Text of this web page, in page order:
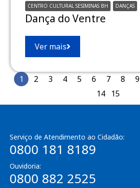
CENTRO CULTURAL SESIMINAS BH DANÇAS
Dança do Ventre
Ver mais
1 2 3 4 5 6 7 8 9
14
15
Serviço de Atendimento ao Cidadão:
0800 181 8189
Ouvidoria:
0800 882 2525